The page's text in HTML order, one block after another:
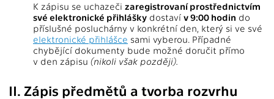
K zápisu se uchazeči zaregistrovaní prostřednictvím
své elektronické přihlášky dostaví v 9:00 hodin do
příslušné posluchárny v konkrétní den, který si ve své
elektronické přihlášce sami vyberou. Případné
chybějící dokumenty bude možné doručit přímo
v den zápisu (nikoli však později).
II. Zápis předmětů a tvorba rozvrhu